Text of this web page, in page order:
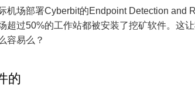
机场部署Cyberbit的Endpoint Detection and
超过50%的工作站都被安装了挖矿软件。这
容易么？
的